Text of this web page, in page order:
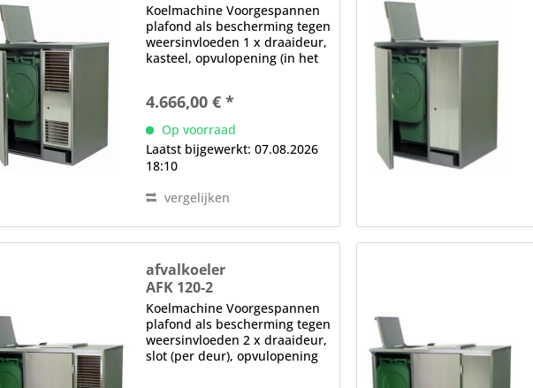
Koelmachine Voorgespannen
plafond als bescherming tegen
weersinvloeden 1 x draaideur,
kasteel, opvulopening (in het
zonder gereedschap
elektronische controle (achter
het diafragma)...
4.666,00 € *
Op voorraad
Laatst bijgewerkt: 07.08.2026
18:10
vergelijken
afvalkoeler
AFK 120-2
Koelmachine Voorgespannen
plafond als bescherming tegen
weersinvloeden 2 x draaideur,
slot (per deur), opvulopening